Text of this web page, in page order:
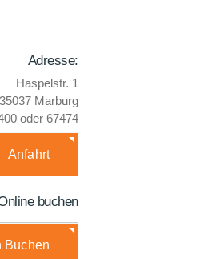
Adresse:
Haspelstr. 1
35037 Marburg
oder 67474
Anfahrt
buchen
Buchen